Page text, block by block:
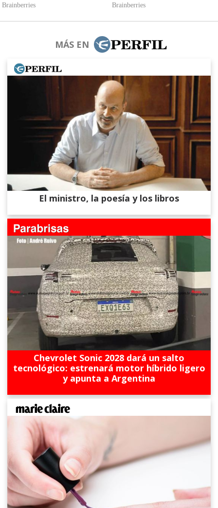
MÁS EN
El ministro, la poesía y los libros
Chevrolet Sonic 2028 dará un salto
tecnológico: estrenará motor híbrido ligero
y apunta a Argentina